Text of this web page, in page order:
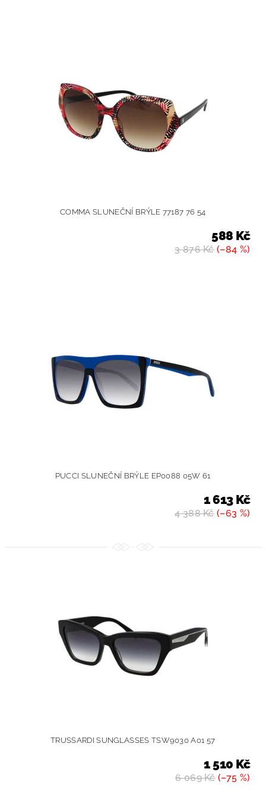
COMMA SLUNEČNÍ BRÝLE 77187 76 54
3 876 Kč(–84 %)
588 Kč
PUCCI SLUNEČNÍ BRÝLE EP0088 05W 61
4 388 Kč(–63 %)
1 613 Kč
TRUSSARDI SUNGLASSES TSW9030 A01 57
6 069 Kč(–75 %)
1 510 Kč